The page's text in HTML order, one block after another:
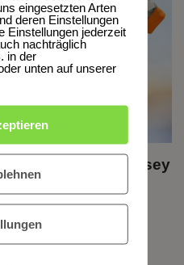
Bio T-Shirt, BioJersey
„Drei Freunde“
inkl. MwSt.
eingesetzten Arten
deren Einstellungen
Einstellungen jederzeit
nachträglich
in der
unten auf unserer